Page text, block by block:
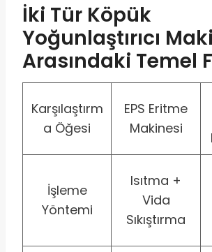
İki Tür Köpük
Yoğunlaştırıcı
Arasındaki Temel
Karşılaştırm
a Öğesi
EPS Eritme
Makinesi
İşleme
Yöntemi
Isıtma +
Vida
Sıkıştırma